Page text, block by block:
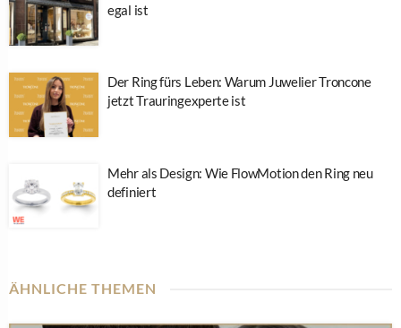
egal ist
Der Ring fürs Leben: Warum Juwelier Troncone
jetzt Trauringexperte ist
Mehr als Design: Wie FlowMotion den Ring neu
definiert
ÄHNLICHE THEMEN